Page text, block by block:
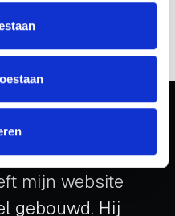
mijn website
gebouwd. Hij